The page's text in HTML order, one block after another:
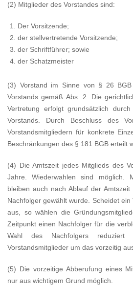
(2) Mitglieder des Vorstandes sind:
Der Vorsitzende;
der stellvertretende Vorsitzende;
der Schriftführer; sowie
der Schatzmeister
(3) Vorstand im Sinne von § 26
Vorstands gemäß Abs. 2. Die
Vertretung erfolgt grundsätzlich
Vorstands. Durch Beschluss des
Vorstandsmitgliedern für konkrete
Beschränkungen des § 181 BGB erteilt
(4) Die Amtszeit jedes Mitglieds des
Jahre. Wiederwahlen sind möglich.
bleiben auch nach Ablauf der
Nachfolger gewählt wurde. Scheidet
aus, so wählen die
Zeitpunkt einen Nachfolger für die
Wahl des Nachfolgers
Vorstandsmitglieder um das vorzeitig
(5) Die vorzeitige Abberufung eines
nur aus wichtigem Grund möglich.